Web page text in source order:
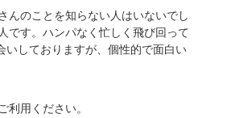
んのことを知らない人はいないでし
です。ハンパなく忙しく飛び回って
いしておりますが、個性的で面白い
用ください。